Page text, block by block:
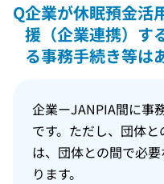
Q企業が休眠預金活
援（企業連携）す
る事務手続き等は
企業ーJANPIA間に事
です。ただし、団体
は、団体との間で必
ります。